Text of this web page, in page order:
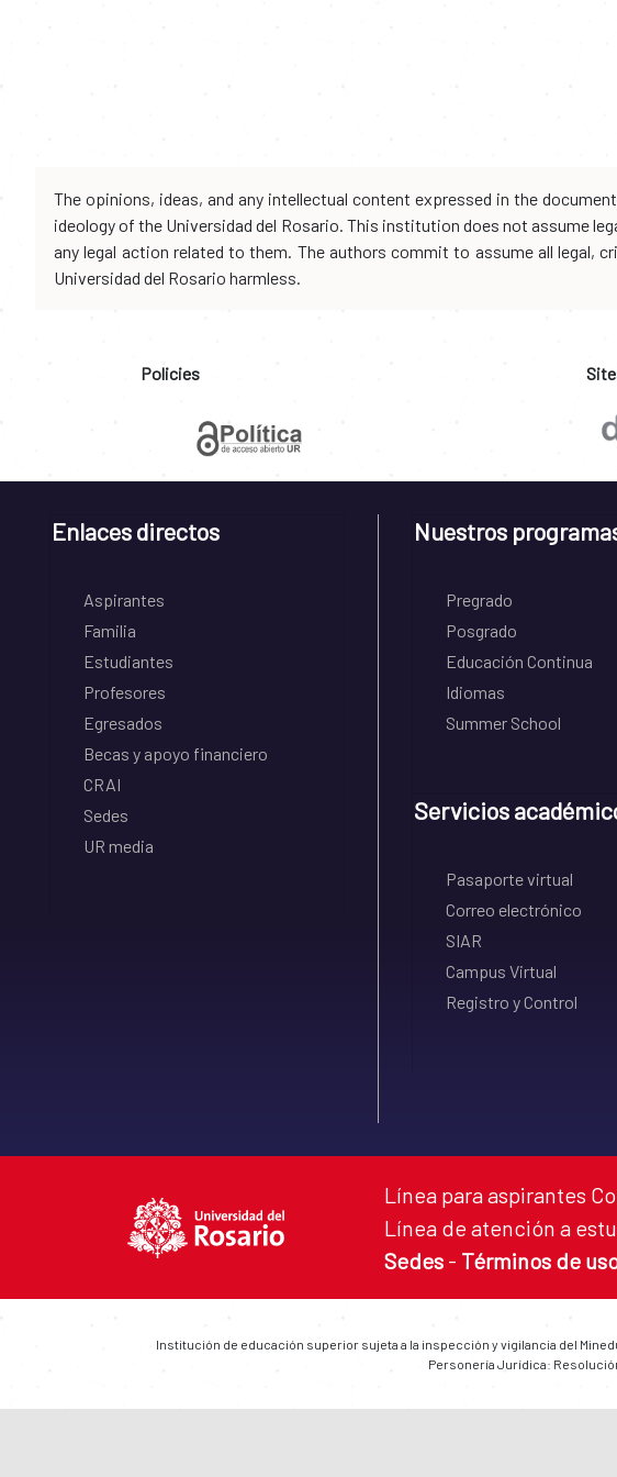
The opinions, ideas, and any intellectual content expressed in the
ideology of the Universidad del Rosario. This institution does not assume
any legal action related to them. The authors commit to assume all legal,
Universidad del Rosario harmless.
Policies
Enlaces directos
Aspirantes
Familia
Estudiantes
Profesores
Egresados
Becas y apoyo financiero
CRAI
Sedes
UR media
Nuestros
Pregrado
Posgrado
Educación Continua
Idiomas
Summer School
Servicios
Pasaporte virtual
Correo electrónico
SIAR
Campus Virtual
Registro y Control
Línea para aspirantes
Línea de atención a
Sedes - Términos de
Institución de educación superior sujeta a la inspección y vigilancia del
Personería Jurídica: